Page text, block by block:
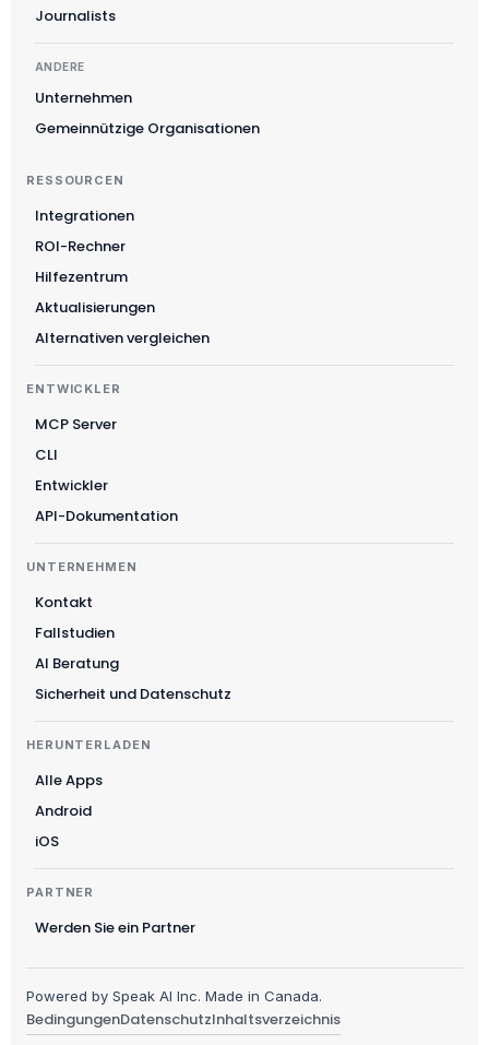
Journalists
ANDERE
Unternehmen
Gemeinnützige Organisationen
RESSOURCEN
Integrationen
ROI-Rechner
Hilfezentrum
Aktualisierungen
Alternativen vergleichen
ENTWICKLER
MCP Server
CLI
Entwickler
API-Dokumentation
UNTERNEHMEN
Kontakt
Fallstudien
AI Beratung
Sicherheit und Datenschutz
HERUNTERLADEN
Alle Apps
Android
iOS
PARTNER
Werden Sie ein Partner
Powered by Speak AI Inc. Made in Canada.
BedingungenDatenschutzInhaltsverzeichnis
Français
Nederlands
Polski
Ελληνικά
Magyar